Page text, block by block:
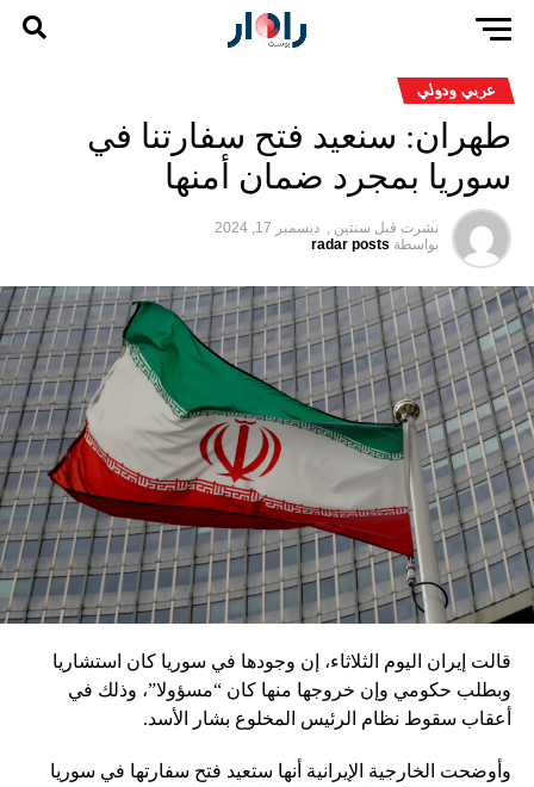
عربي ودولي
طهران: سنعيد فتح سفارتنا في
سوريا بمجرد ضمان أمنها
نشرت قبل سنتين , ديسمبر 17, 2024
بواسطة radar posts
قالت إيران اليوم الثلاثاء، إن وجودها في سوريا كان استشاريا
وبطلب حكومي وإن خروجها منها كان “مسؤولا”، وذلك في
أعقاب سقوط نظام الرئيس المخلوع بشار الأسد.
وأوضحت الخارجية الإيرانية أنها ستعيد فتح سفارتها في سوريا